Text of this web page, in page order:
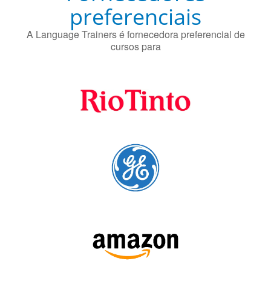
preferenciais
A Language Trainers é fornecedora preferencial de
cursos para